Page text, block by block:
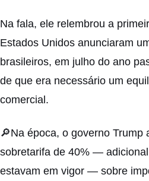
Na fala, ele relembrou a
Estados Unidos anunciaram
brasileiros, em julho do ano
de que era necessário um
comercial.
🔎Na época, o governo Trump
sobretarifa de 40% —
estavam em vigor — sobre